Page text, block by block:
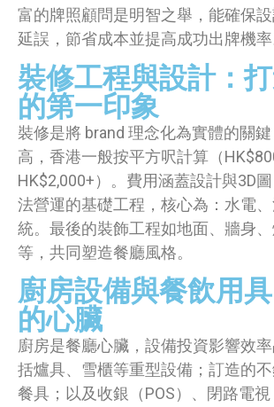
富的牌照顧問是明智之舉，能確保
延誤，節省成本並提高成功出牌機率
裝修工程與設計：
的第一印象
裝修是將 brand 理念化為實體的關
高，香港一般按平方呎計算（
HK$2,000+）。費用涵蓋設計與3D
法營運的基礎工程，核心為：水電
統。最後的裝飾工程如地面、牆身
等，共同塑造餐廳風格。
廚房設備與餐飲用
的心臟
廚房是餐廳心臟，設備投資影響效
括爐具、雪櫃等重型設備；訂造的
餐具；以及收銀（POS）、閉路電